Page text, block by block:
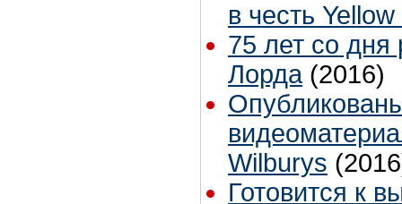
в честь
75 лет со
Лорда (2016)
Wilburys
Готовится к